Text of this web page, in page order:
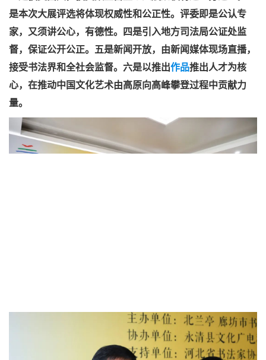
宗旨，是特殊环境下社会力量吹响的一声嘹亮的文化号角。
第二，中国城市现代化了，中国的乡村需要幸福感和获得
感，要新美如画。中国恒美国际花都做的是现代农业，是花
海，他们不但把周围的农民变成了股民，真正有了幸福感和
获得感，而且文化理想的种子发芽了，投资文化建设，举办
全国大展，塑造了企业家的新形象。
点出了几个亮点。
一是奖金比较高，一等奖10万元人民币。
二是获奖面大，获奖数量占整个入展规模将近三分之一。三